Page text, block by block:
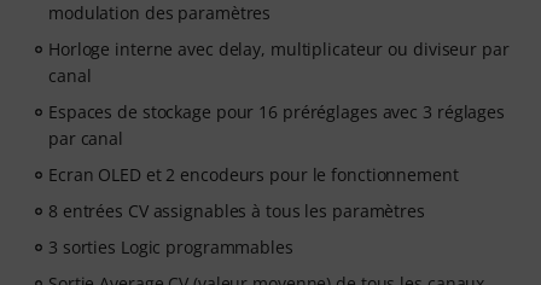
modulation des paramètres
Horloge interne avec delay, multiplicateur ou diviseur par
canal
Espaces de stockage pour 16 préréglages avec 3 réglages
par canal
Ecran OLED et 2 encodeurs pour le fonctionnement
8 entrées CV assignables à tous les paramètres
3 sorties Logic programmables